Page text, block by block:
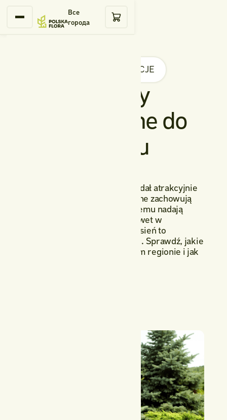
Все
города
INSPIRACJE
Rośliny
zimozielone do
ogrodu
Chcesz, aby Twój ogród wyglądał atrakcyjnie
także zimą? Rośliny zimozielone zachowują
liście przez cały rok, dzięki czemu nadają
ogrodowi strukturę i kolor nawet w
chłodniejszych miesiącach. Jesień to
najlepszy czas, aby je posadzić. Sprawdź, jakie
gatunki sprawdzą się w naszym regionie i jak